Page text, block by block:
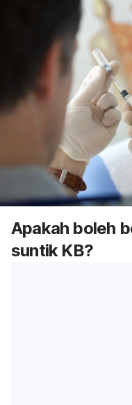
Apakah boleh
suntik KB?